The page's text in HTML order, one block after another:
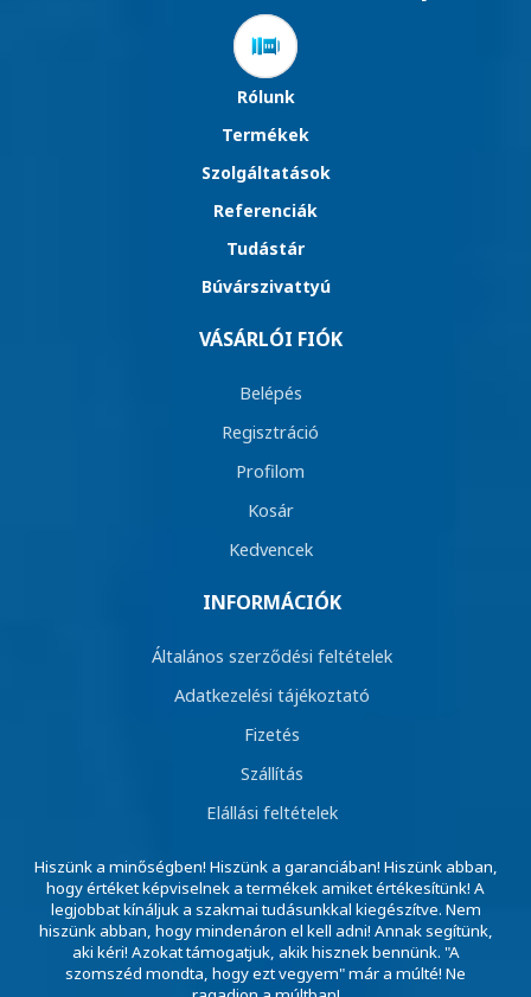
Rólunk
Termékek
Szolgáltatások
Referenciák
Tudástár
Búvárszivattyú
VÁSÁRLÓI FIÓK
Belépés
Regisztráció
Profilom
Kosár
Kedvencek
INFORMÁCIÓK
Általános szerződési feltételek
Adatkezelési tájékoztató
Fizetés
Szállítás
Elállási feltételek
Hiszünk a minőségben! Hiszünk a garanciában! Hiszünk abban,
hogy értéket képviselnek a termékek amiket értékesítünk! A
legjobbat kínáljuk a szakmai tudásunkkal kiegészítve. Nem
hiszünk abban, hogy mindenáron el kell adni! Annak segítünk,
aki kéri! Azokat támogatjuk, akik hisznek bennünk. "A
szomszéd mondta, hogy ezt vegyem" már a múlté! Ne